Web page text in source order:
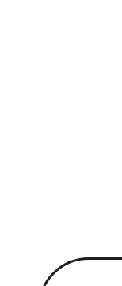
Sauter le slider